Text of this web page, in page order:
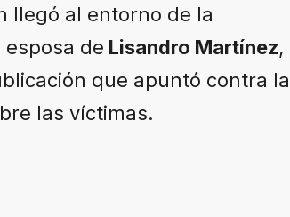
llegó al entorno de la
esposa de Lisandro Martínez,
que apuntó contra la
las víctimas.